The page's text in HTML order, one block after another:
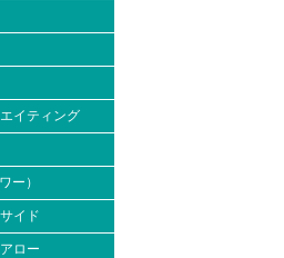
イティング
ー）
イド
ロー